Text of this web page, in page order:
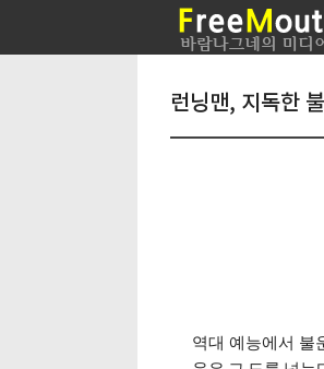
런닝맨, 지독한
역대 예능에서 불